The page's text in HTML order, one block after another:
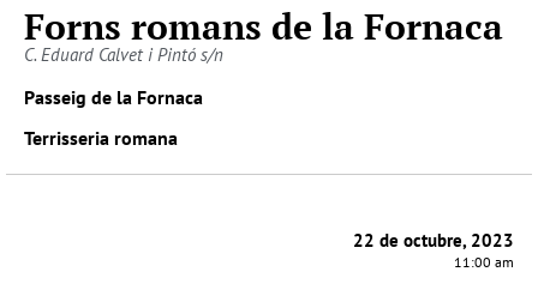
Forns romans de la Fornaca
C. Eduard Calvet i Pintó s/n
Passeig de la Fornaca
Terrisseria romana
22 de octubre, 2023
11:00 am